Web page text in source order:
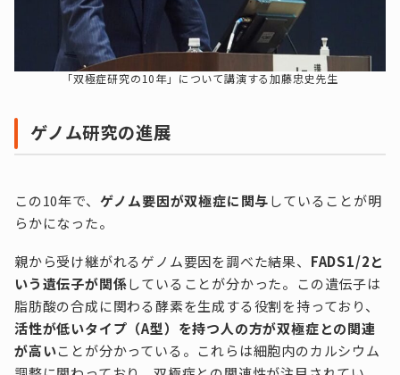
「双極症研究の10年」について講演する加藤忠史先生
ゲノム研究の進展
この10年で、 ゲノム要因が双極症に関与していることが明
らかになった。
親から受け継がれるゲノム要因を調べた結果、 FADS1/2と
いう遺伝子が関係していることが分かった。この遺伝子は
脂肪酸の合成に関わる酵素を生成する役割を持っており、
活性が低いタイプ（A型）を持つ人の方が双極症との関連
が高いことが分かっている。これらは細胞内のカルシウム